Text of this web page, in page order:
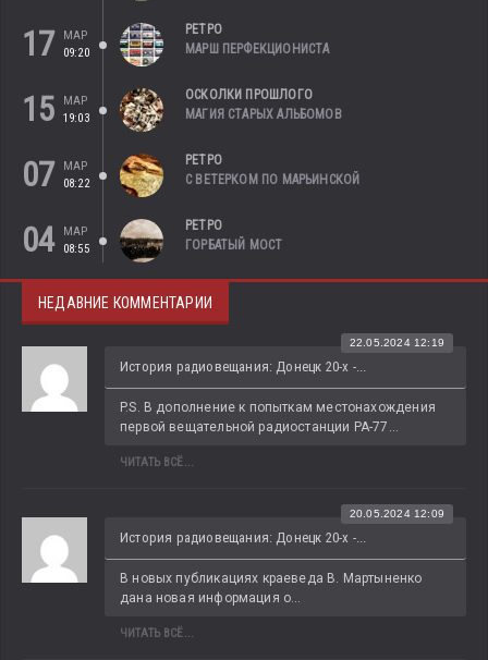
17
МАР
09:20
РЕТРО
МАРШ ПЕРФЕКЦИОНИСТА
15
МАР
19:03
ОСКОЛКИ ПРОШЛОГО
МАГИЯ СТАРЫХ АЛЬБОМОВ
07
МАР
08:22
РЕТРО
С ВЕТЕРКОМ ПО МАРЬИНСКОЙ
04
МАР
08:55
РЕТРО
ГОРБАТЫЙ МОСТ
НЕДАВНИЕ КОММЕНТАРИИ
История радиовещания: Донецк 20-х -...
22.05.2024 12:19
P.S. В дополнение к попыткам местонахождения
первой вещательной радиостанции РА-77...
ЧИТАТЬ ВСЁ...
История радиовещания: Донецк 20-х -...
20.05.2024 12:09
В новых публикациях краеведа В. Мартыненко
дана новая информация о...
ЧИТАТЬ ВСЁ...